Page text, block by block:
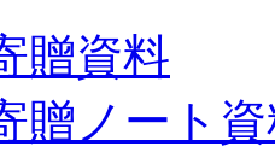
贈資料
贈ノート